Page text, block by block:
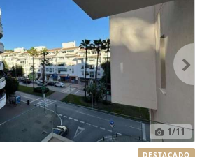
1/11
DESTACADO